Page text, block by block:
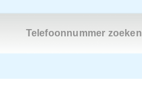
Telefoonnummer zoeken